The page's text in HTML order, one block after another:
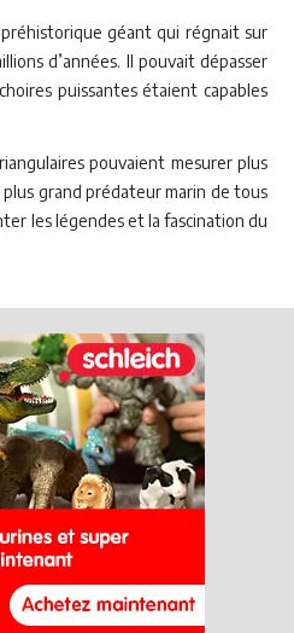
géant qui régnait sur
d’années. Il pouvait dépasser
puissantes étaient capables
pouvaient mesurer plus
plus grand prédateur marin de tous
les légendes et la fascination du